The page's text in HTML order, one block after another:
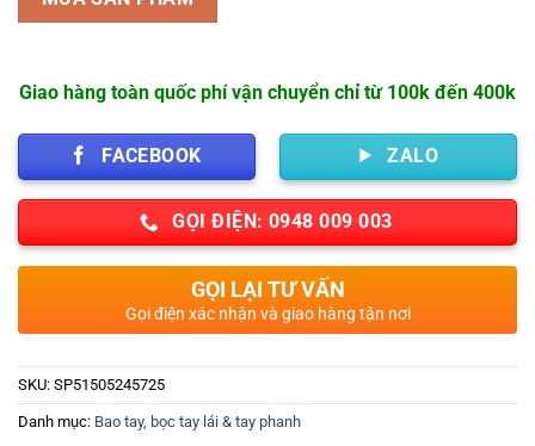
Giao hàng toàn quốc phí vận chuyển chỉ từ 100k đến 400k
FACEBOOK ZALO
GỌI ĐIỆN: 0948 009 003
GỌI LẠI TƯ VẤN
Gọi điện xác nhận và giao hàng tận nơi
SKU: SP51505245725
Danh mục: Bao tay, bọc tay lái & tay phanh